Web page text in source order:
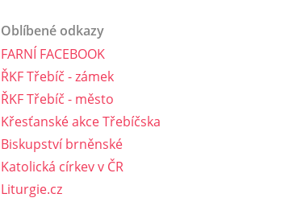
Oblíbené odkazy
FARNÍ FACEBOOK
ŘKF Třebíč - zámek
ŘKF Třebíč - město
Křesťanské akce Třebíčska
Biskupství brněnské
Katolická církev v ČR
Liturgie.cz